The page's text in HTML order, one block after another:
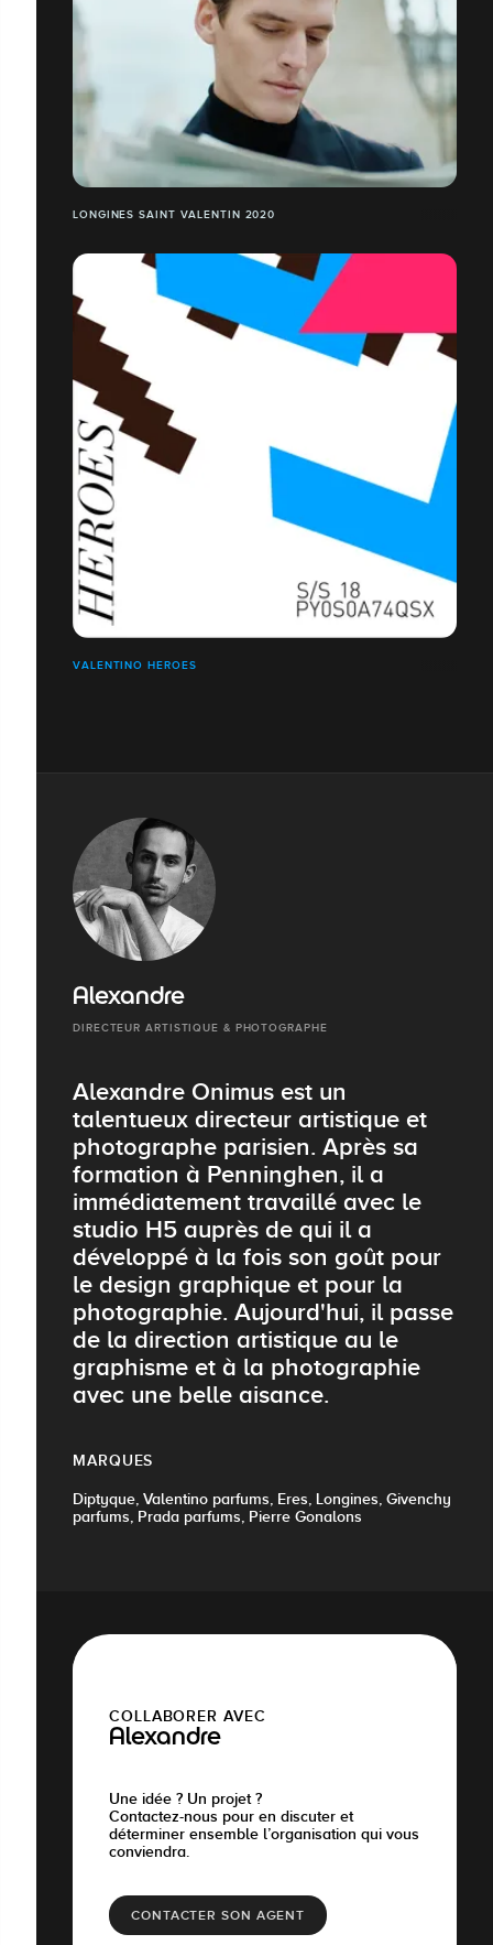
LONGINES SAINT VALENTIN 2020
VALENTINO HEROES
Alexandre
DIRECTEUR ARTISTIQUE & PHOTOGRAPHE
Alexandre Onimus est un
talentueux directeur artistique et
photographe parisien. Après sa
formation à Penninghen, il a
immédiatement travaillé avec le
studio H5 auprès de qui il a
développé à la fois son goût pour
le design graphique et pour la
photographie. Aujourd'hui, il passe
de la direction artistique au le
graphisme et à la photographie
avec une belle aisance.
MARQUES
Diptyque, Valentino parfums, Eres, Longines, Givenchy
parfums, Prada parfums, Pierre Gonalons
COLLABORER AVEC
Alexandre
Une idée ? Un projet ?
Contactez-nous pour en discuter et
déterminer ensemble l’organisation qui vous
conviendra.
CONTACTER SON AGENT